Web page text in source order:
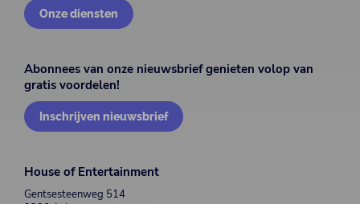
Onze diensten
Abonnees van onze nieuwsbrief genieten volop van
gratis voordelen!
Inschrijven nieuwsbrief
House of Entertainment
Gentsesteenweg 514